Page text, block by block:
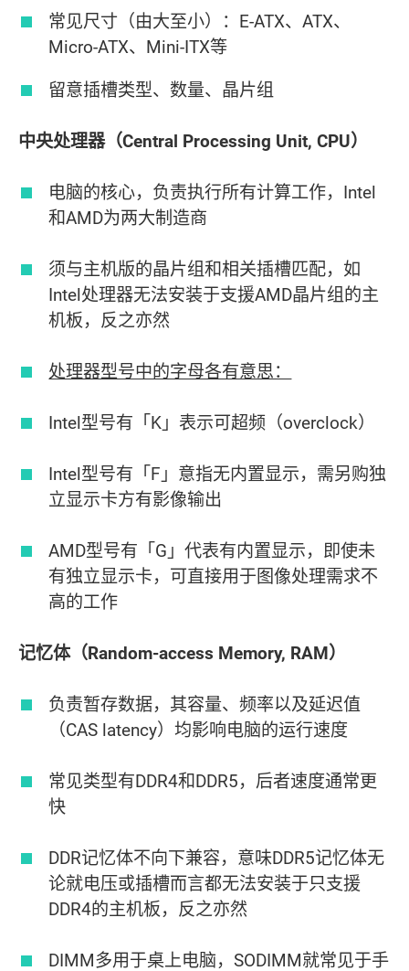
常见尺寸（由大至小）：E-ATX、ATX、
Micro-ATX、Mini-ITX等
留意插槽类型、数量、晶片组
中央处理器（Central Processing Unit, CPU）
电脑的核心，负责执行所有计算工作，Intel
和AMD为两大制造商
须与主机版的晶片组和相关插槽匹配，如
Intel处理器无法安装于支援AMD晶片组的主
机板，反之亦然
处理器型号中的字母各有意思：
Intel型号有「K」表示可超频（overclock）
Intel型号有「F」意指无内置显示，需另购独
立显示卡方有影像输出
AMD型号有「G」代表有内置显示，即使未
有独立显示卡，可直接用于图像处理需求不
高的工作
记忆体（Random-access Memory, RAM）
负责暂存数据，其容量、频率以及延迟值
（CAS latency）均影响电脑的运行速度
常见类型有DDR4和DDR5，后者速度通常更
快
DDR记忆体不向下兼容，意味DDR5记忆体无
论就电压或插槽而言都无法安装于只支援
DDR4的主机板，反之亦然
DIMM多用于桌上电脑，SODIMM就常见于手